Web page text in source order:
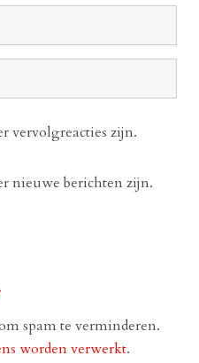
vervolgreacties zijn.
nieuwe berichten zijn.
spam te verminderen.
worden verwerkt.